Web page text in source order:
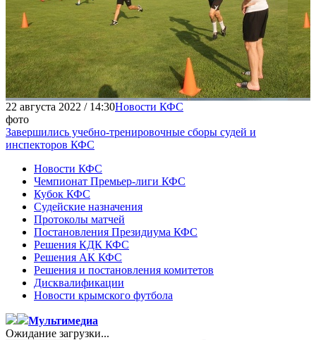
22 августа 2022 / 14:30Новости КФС
фото
Завершились учебно-тренировочные сборы судей и
инспекторов КФС
Новости КФС
Чемпионат Премьер-лиги КФС
Кубок КФС
Судейские назначения
Протоколы матчей
Постановления Президиума КФС
Решения КДК КФС
Решения АК КФС
Решения и постановления комитетов
Дисквалификации
Новости крымского футбола
Мультимедиа
Ожидание загрузки...